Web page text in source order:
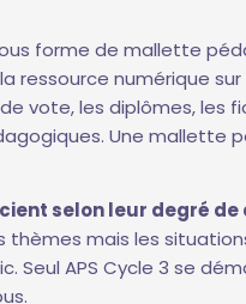
forme de mallette
ressource numérique sur
vote, les diplômes, les
Une mallette
selon leur degré
thèmes mais les
Seul APS Cycle 3 se